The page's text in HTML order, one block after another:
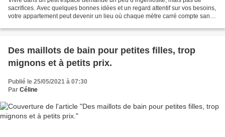
sacrifices. Avec quelques bonnes idées et un regard attentif sur vos besoins,
votre appartement peut devenir un lieu où chaque mètre carré compte sans
Des maillots de bain pour petites filles, trop
mignons et à petits prix.
Publié le 25/05/2021 à 07:30
Par Céline